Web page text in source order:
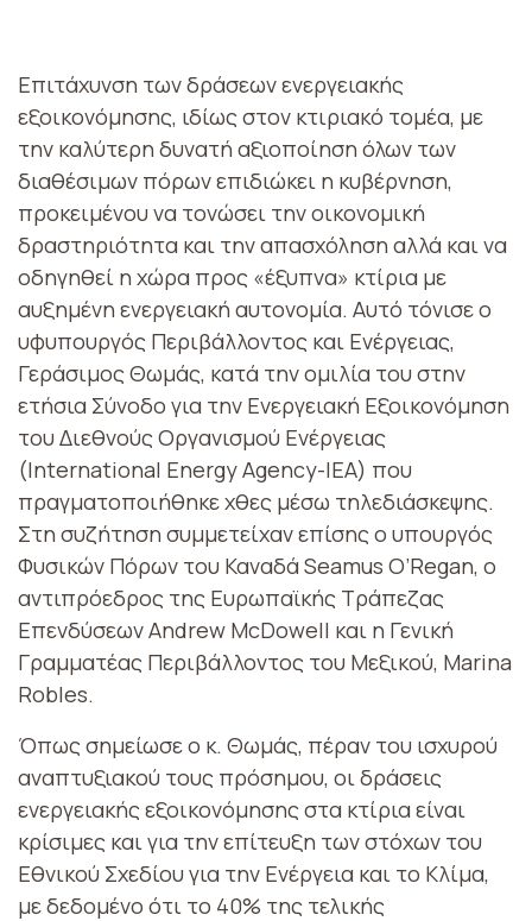
Επιτάχυνση των δράσεων ενεργειακής
εξοικονόμησης, ιδίως στον κτιριακό τομέα, με
την καλύτερη δυνατή αξιοποίηση όλων των
διαθέσιμων πόρων επιδιώκει η κυβέρνηση,
προκειμένου να τονώσει την οικονομική
δραστηριότητα και την απασχόληση αλλά και να
οδηγηθεί η χώρα προς «έξυπνα» κτίρια με
αυξημένη ενεργειακή αυτονομία. Αυτό τόνισε ο
υφυπουργός Περιβάλλοντος και Ενέργειας,
Γεράσιμος Θωμάς, κατά την ομιλία του στην
ετήσια Σύνοδο για την Ενεργειακή Εξοικονόμηση
του Διεθνούς Οργανισμού Ενέργειας
(International Energy Agency-IEA) που
πραγματοποιήθηκε χθες μέσω τηλεδιάσκεψης.
Στη συζήτηση συμμετείχαν επίσης ο υπουργός
Φυσικών Πόρων του Καναδά Seamus O’Regan, ο
αντιπρόεδρος της Ευρωπαϊκής Τράπεζας
Επενδύσεων Andrew McDowell και η Γενική
Γραμματέας Περιβάλλοντος του Μεξικού, Marina
Robles.
Όπως σημείωσε ο κ. Θωμάς, πέραν του ισχυρού
αναπτυξιακού τους πρόσημου, οι δράσεις
ενεργειακής εξοικονόμησης στα κτίρια είναι
κρίσιμες και για την επίτευξη των στόχων του
Εθνικού Σχεδίου για την Ενέργεια και το Κλίμα,
με δεδομένο ότι το 40% της τελικής